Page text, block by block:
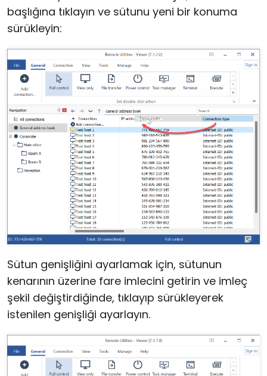
başlığına tıklayın ve sütunu yeni bir konuma
sürükleyin:
Sütun genişliğini ayarlamak için, sütunun
kenarının üzerine fare imlecini getirin ve imleç
şekil değiştirdiğinde, tıklayıp sürükleyerek
istenilen genişliği ayarlayın.